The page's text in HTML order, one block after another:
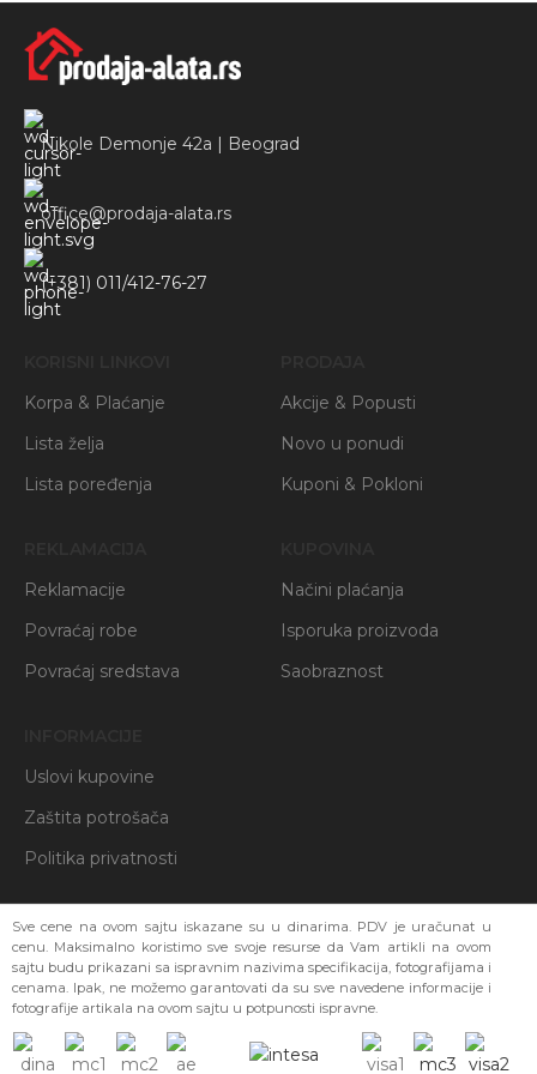
Nikole Demonje 42a | Beograd
office@prodaja-alata.rs
(+381) 011/412-76-27
Korpa & Plaćanje
Lista želja
Lista poređenja
Akcije & Popusti
Novo u ponudi
Kuponi & Pokloni
Reklamacije
Povraćaj robe
Povraćaj sredstava
Načini plaćanja
Isporuka proizvoda
Saobraznost
Uslovi kupovine
Zaštita potrošača
Politika privatnosti
Sve cene na ovom sajtu iskazane su u dinarima. PDV je uračunat u
cenu. Maksimalno koristimo sve svoje resurse da Vam artikli na ovom
sajtu budu prikazani sa ispravnim nazivima specifikacija, fotografijama i
cenama. Ipak, ne možemo garantovati da su sve navedene informacije i
fotografije artikala na ovom sajtu u potpunosti ispravne.